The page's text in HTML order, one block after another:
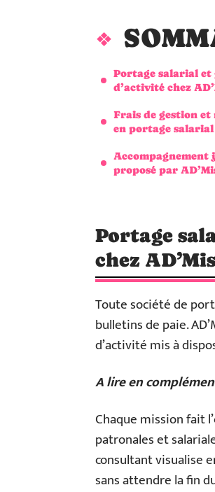
Portage salarial et
d’activité chez
Frais de gestion
en portage salarial
proposé par
Portage
chez
Toute société de
bulletins de paie.
d’activité mis à
A lire en
Chaque mission fait
patronales et
consultant visualise
sans attendre la fin